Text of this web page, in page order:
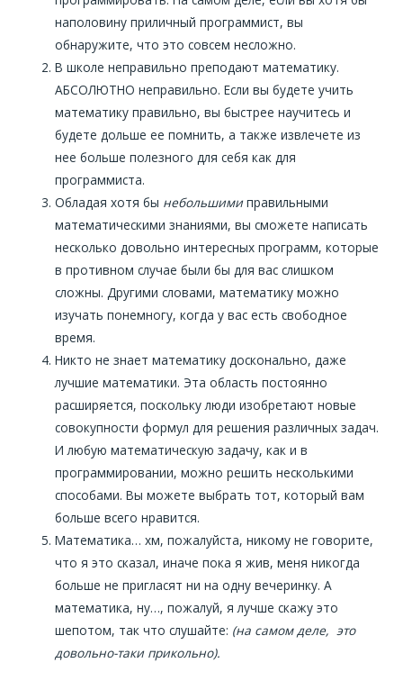
наполовину приличный программист, вы
обнаружите, что это совсем несложно.
В школе неправильно преподают математику.
АБСОЛЮТНО неправильно. Если вы будете учить
математику правильно, вы быстрее научитесь и
будете дольше ее помнить, а также извлечете из
нее больше полезного для себя как для
программиста.
Обладая хотя бы небольшимиправильными
математическими знаниями, вы сможете написать
несколько довольно интересных программ, которые
в противном случае были бы для вас слишком
сложны. Другими словами, математику можно
изучать понемногу, когда у вас есть свободное
время.
Никто не знает математику досконально, даже
лучшие математики. Эта область постоянно
расширяется, поскольку люди изобретают новые
совокупности формул для решения различных задач.
И любую математическую задачу, как и в
программировании, можно решить несколькими
способами. Вы можете выбрать тот, который вам
больше всего нравится.
Математика… хм, пожалуйста, никому не говорите,
что я это сказал, иначе пока я жив, меня никогда
больше не пригласят ни на одну вечеринку. А
математика, ну…, пожалуй, я лучше скажу это
шепотом, так что слушайте: (на самом деле, это
довольно-таки прикольно).